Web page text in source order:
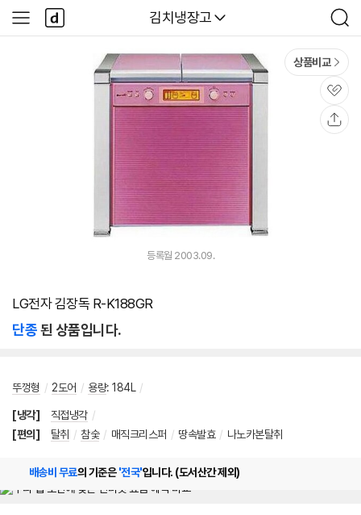
다나와
김치냉장고
검
색
사
이
다
나
와
상품비교
관
심
등록월 2003.09.
LG전자 김장독 R-K188GR
단종된 상품입니다.
뚜껑형 / 2도어 / 용량: 184L /
[냉각] 직접냉각 /
[편의]
탈취 / 참숯 / 매직크리스퍼 / 땅속발효 / 나노카본탈취
배송비 무료의 기준은'전국'입니다. (도서산간 제외)